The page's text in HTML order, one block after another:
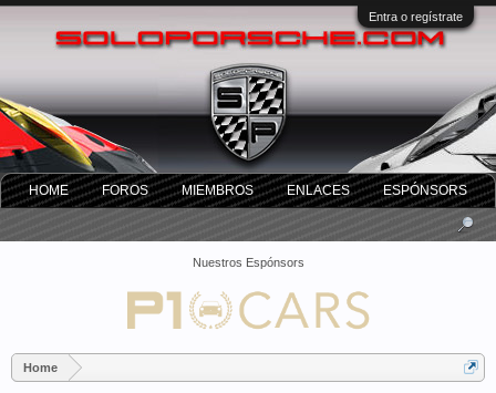
Entra o regístrate
Nuestros Espónsors
Home
HOME FOROS MIEMBROS ENLACES ESPÓNSORS